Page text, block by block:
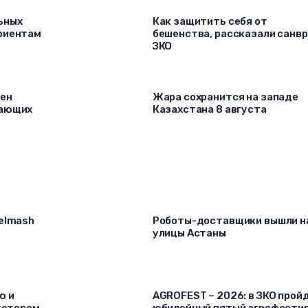
Как защитить себя от
бешенства, рассказали
ЗКО
Жара сохранится на западе
Казахстана 8 августа
Роботы-доставщики вышли
улицы Астаны
и
AGROFEST – 2026: в ЗКО